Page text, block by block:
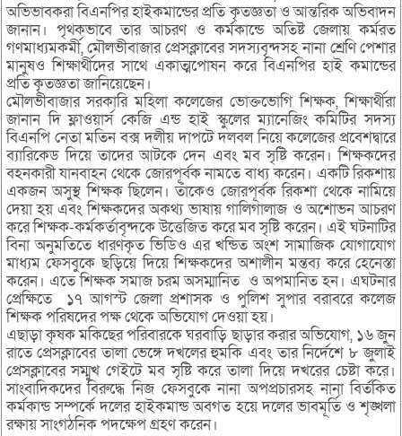
অভিভাবকরা বিএনপির হাইকমান্ডের প্রতি কৃতজ্ঞতা ও আন্তরিক অভিবাদন
জানান। পৃথকভাবে তার আচরণ ও কর্মকান্ডে অতিষ্ট জেলায় কর্মরত
গণমাধ্যমকর্মী, মৌলভীবাজার প্রেসক্লাবের সদস্যবৃন্দসহ নানা শ্রেণি পেশার
মানুষও শিক্ষার্থীদের সাথে একাত্মপোষন করে বিএনপির হাই কমান্ডের
প্রতি কৃতজ্ঞতা জানিয়েছেন।
মৌলভীবাজার সরকারি মহিলা কলেজের ভোক্তভোগি শিক্ষক, শিক্ষার্থীরা
জানান দি ফ্লাওয়ার্স কেজি এন্ড হাই স্কুলের ম্যানেজিং কমিটির সদস্য
বিএনপি নেতা মতিন বক্স দলীয় দাপটে দলবল নিয়ে কলেজের প্রবেশদ্বারে
ব্যারিকেড দিয়ে তাদের আটকে দেন এবং মব সৃষ্টি করেন। শিক্ষকদের
বহনকারী যানবাহন থেকে জোরপূর্বক নামতে বাধ্য করেন। একটি রিকশায়
একজন অসুস্থ শিক্ষক ছিলেন। তাঁকেও জোরপূর্বক রিকশা থেকে নামিয়ে
দেয়া হয় এবং শিক্ষকদের অকথ্য ভাষায় গালিগালাজ ও অশোভন আচরণ
করে শিক্ষক-কর্মকর্তাবৃন্দকে উত্তেজিত করে মব সৃষ্টি করেন। এই ঘটনাটির
বিনা অনুমতিতে ধারণকৃত ভিডিও এর খন্ডিত অংশ সামাজিক যোগাযোগ
মাধ্যম ফেসবুকে ছড়িয়ে দিয়ে শিক্ষকদের অশালীন মন্তব্য করে হেনেস্তা
করেন। এতে শিক্ষক সমাজ চরম অসম্মানিত ও অপমানিত হন। এঘটনার
প্রেক্ষিতে ১৭ আগস্ট জেলা প্রশাসক ও পুলিশ সুপার বরাবরে কলেজ
শিক্ষক পরিষদের পক্ষ থেকে অভিযোগ দেওয়া হয়।
এছাড়া কৃষক মকিছের পরিবারকে ঘরবাড়ি ছাড়ার করার অভিযোগ, ১৬ জুন
রাতে প্রেসক্লাবের তালা ভেঙ্গে দখলের হুমকি এবং তার নির্দেশে ৮ জুলাই
প্রেসক্লাবের সম্মুখ গেইটে মব সৃষ্টি করে তালা দিয়ে দখরের চেষ্টা করে।
সাংবাদিকদের বিরুদ্ধে নিজ ফেসবুকে নানা অপপ্রচারসহ নানা বির্তকিত
কর্মকান্ড সম্পর্কে দলের হাইকমান্ড অবগত হয়ে দলের ভাবমূর্তি ও শৃঙ্খলা
রক্ষায় সাংগঠনিক পদক্ষেপ গ্রহণ করেন।